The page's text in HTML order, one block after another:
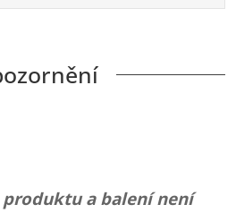
a balení není